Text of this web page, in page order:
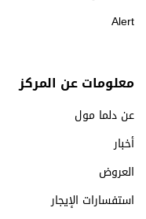
Alert
معلومات عن المركز
عن دلما مول
أخبار
العروض
استفسارات الإيجار